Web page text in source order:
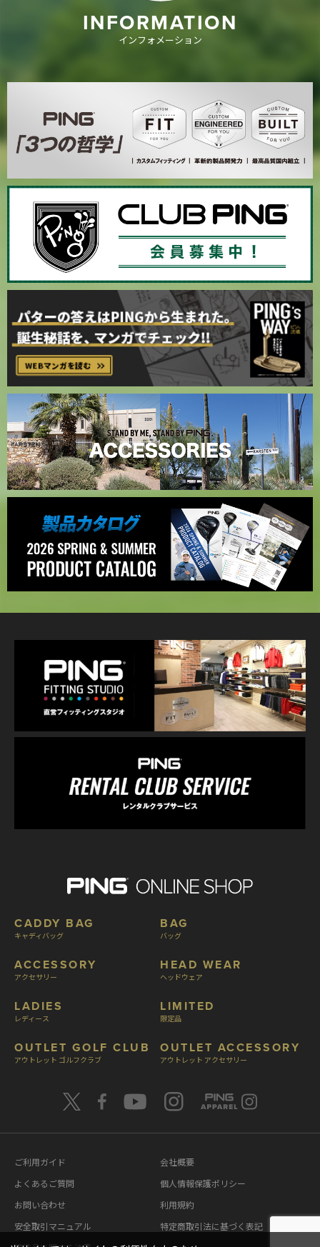
INFORMATION
インフォメーション
CADDY BAG
キャディバッグ
ACCESSORY
アクセサリー
LADIES
レディース
OUTLET GOLF CLUB
アウトレット ゴルフクラブ
BAG
バッグ
HEAD WEAR
ヘッドウェア
LIMITED
限定品
OUTLET ACCESSORY
アウトレット アクセサリー
ご利用ガイド
よくあるご質問
お問い合わせ
安全取引マニュアル
会社概要
個人情報保護ポリシー
利用規約
特定商取引法に基づく表記